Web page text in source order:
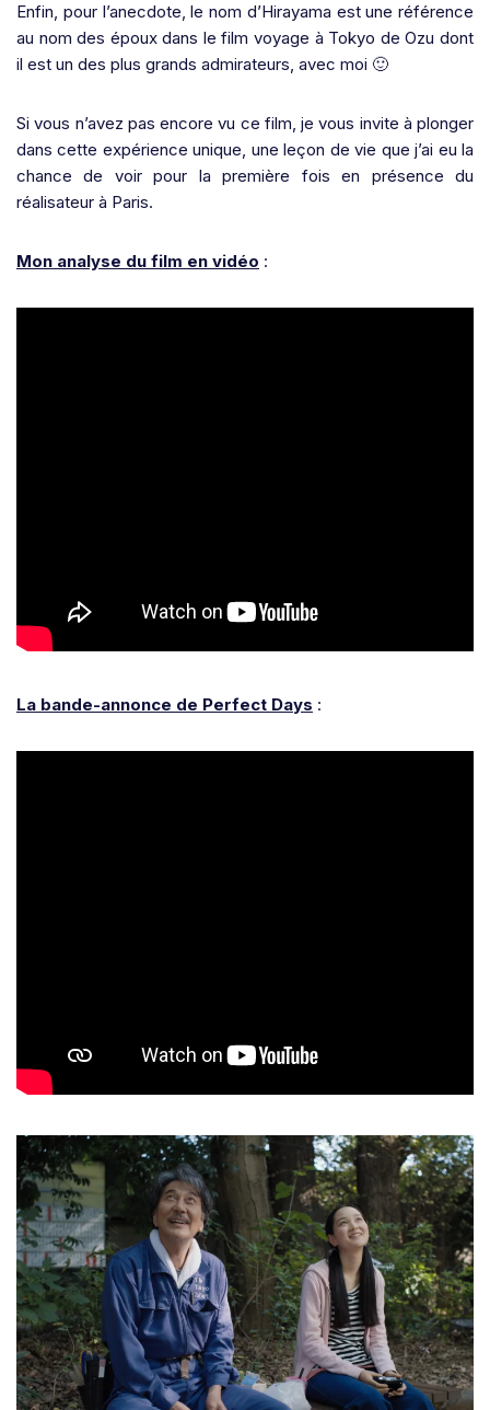
Enfin, pour l’anecdote, le nom d’Hirayama est une référence
au nom des époux dans le film voyage à Tokyo de Ozu dont
il est un des plus grands admirateurs, avec moi 🙂
Si vous n’avez pas encore vu ce film, je vous invite à plonger
dans cette expérience unique, une leçon de vie que j’ai eu la
chance de voir pour la première fois en présence du
réalisateur à Paris.
Mon analyse du film en vidéo :
La bande-annonce de Perfect Days :